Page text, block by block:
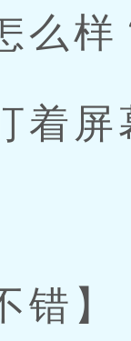
样
屏
】